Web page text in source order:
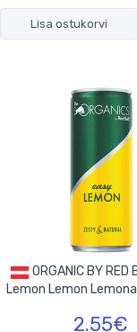
Lisa ostukorvi
Lemon Lemon
2.55€